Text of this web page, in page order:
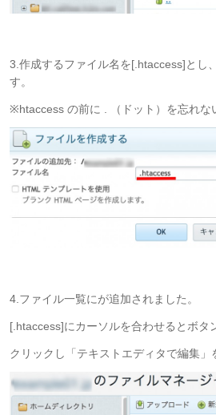
3.作成するファイル名を[.htaccess]とし
す。
※htaccess の前に . （ドット）を忘れな
4.ファイル一覧にが追加されました。
[.htaccess]にカーソルを合わせるとボタ
クリックし「テキストエディタで編集」